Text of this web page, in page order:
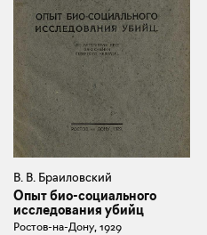
В. В. Браиловский
Опыт био-социального
исследования убийц
Ростов-на-Дону, 1929